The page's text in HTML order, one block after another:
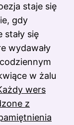
staje się
gdy
stały się
wydawały
w żalu
wers
z